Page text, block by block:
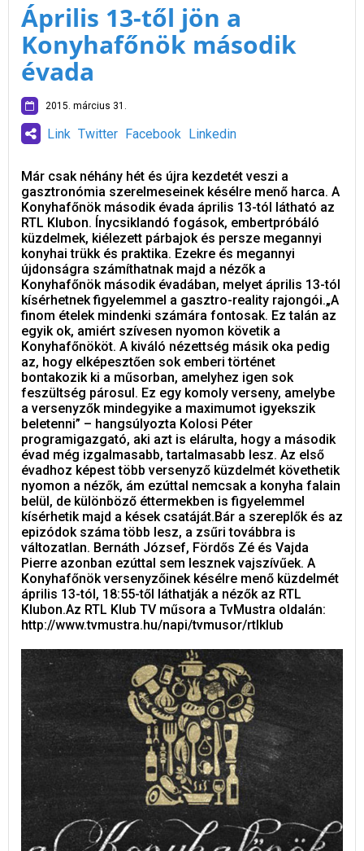
Április 13-től jön a
Konyhafőnök második
évada
2015. március 31.
Link Twitter Facebook Linkedin
Már csak néhány hét és újra kezdetét veszi a
gasztronómia szerelmeseinek késélre menő harca. A
Konyhafőnök második évada április 13-tól látható az
RTL Klubon. Ínycsiklandó fogások, embertpróbáló
küzdelmek, kiélezett párbajok és persze megannyi
konyhai trükk és praktika. Ezekre és megannyi
újdonságra számíthatnak majd a nézők a
Konyhafőnök második évadában, melyet április 13-tól
kísérhetnek figyelemmel a gasztro-reality rajongói.„A
finom ételek mindenki számára fontosak. Ez talán az
egyik ok, amiért szívesen nyomon követik a
Konyhafőnököt. A kiváló nézettség másik oka pedig
az, hogy elképesztően sok emberi történet
bontakozik ki a műsorban, amelyhez igen sok
feszültség párosul. Ez egy komoly verseny, amelybe
a versenyzők mindegyike a maximumot igyekszik
beletenni” – hangsúlyozta Kolosi Péter
programigazgató, aki azt is elárulta, hogy a második
évad még izgalmasabb, tartalmasabb lesz. Az első
évadhoz képest több versenyző küzdelmét követhetik
nyomon a nézők, ám ezúttal nemcsak a konyha falain
belül, de különböző éttermekben is figyelemmel
kísérhetik majd a kések csatáját.Bár a szereplők és az
epizódok száma több lesz, a zsűri továbbra is
változatlan. Bernáth József, Fördős Zé és Vajda
Pierre azonban ezúttal sem lesznek vajszívűek. A
Konyhafőnök versenyzőinek késélre menő küzdelmét
április 13-tól, 18:55-től láthatják a nézők az RTL
Klubon.Az RTL Klub TV műsora a TvMustra oldalán:
http://www.tvmustra.hu/napi/tvmusor/rtlklub